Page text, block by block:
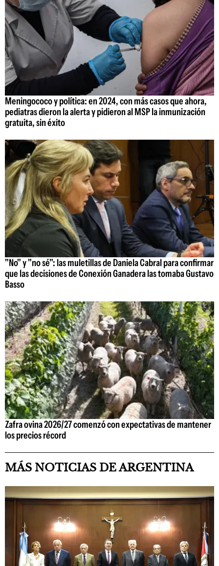
Meningococo y política: en 2024, con más casos que ahora,
pediatras dieron la alerta y pidieron al MSP la inmunización
gratuita, sin éxito
"No" y "no sé": las muletillas de Daniela Cabral para confirmar
que las decisiones de Conexión Ganadera las tomaba Gustavo
Basso
Zafra ovina 2026/27 comenzó con expectativas de mantener
los precios récord
MÁS NOTICIAS DE ARGENTINA